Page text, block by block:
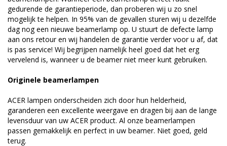
gedurende de garantieperiode, dan proberen wij u zo snel
mogelijk te helpen. In 95% van de gevallen sturen wij u dezelfde
dag nog een nieuwe beamerlamp op. U stuurt de defecte lamp
aan ons retour en wij handelen de garantie verder voor u af, dat
is pas service! Wij begrijpen namelijk heel goed dat het erg
vervelend is, wanneer u de beamer niet meer kunt gebruiken.
Originele beamerlampen
ACER lampen onderscheiden zich door hun helderheid,
garanderen een excellente weergave en dragen bij aan de lange
levensduur van uw ACER product. Al onze beamerlampen
passen gemakkelijk en perfect in uw beamer. Niet goed, geld
terug.